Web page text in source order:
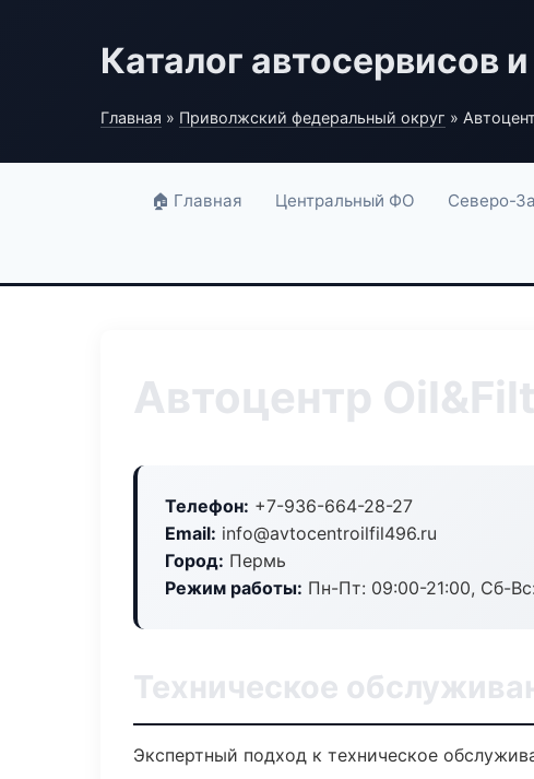
Каталог автосервисов
Главная » Приволжский федеральный округ »
🏠 Главная Центральный ФО Северо-
Автоцентр
Телефон: +7-936-664-28-27
Email: info@avtocentroilfil496.ru
Город: Пермь
Режим работы: Пн-Пт: 09:00-21:00, Сб-
Техническое
Экспертный подход к техническое